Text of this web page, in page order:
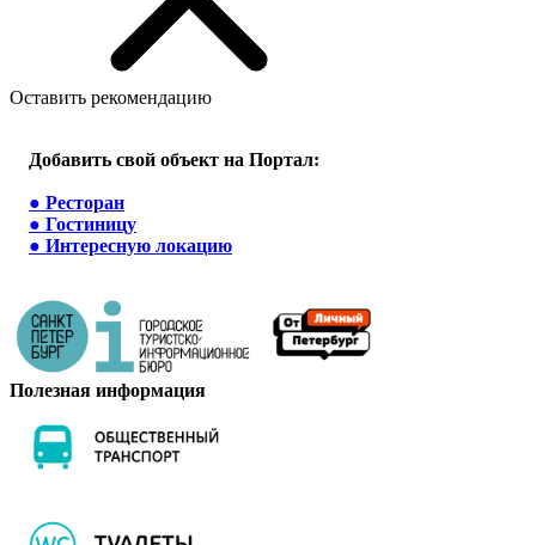
Оставить рекомендацию
Добавить свой объект на Портал:
● Ресторан
● Гостиницу
● Интересную локацию
Полезная информация